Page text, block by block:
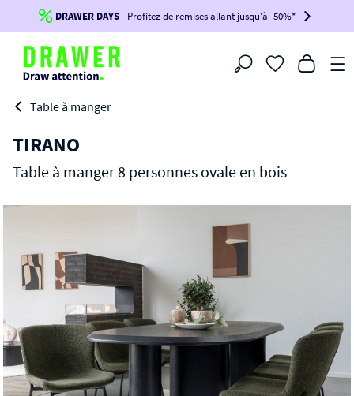
Jusqu'à-100€*sur votre commande !
BIKINI100
-voir conditions en bas de page-
DRAWER DAYS- Profitez de remises allant jusqu'à -50%*
Filtrer
Table à manger
TIRANO
Table à manger 8 personnes ovale en bois